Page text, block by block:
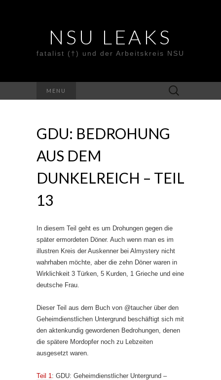
NSU LEAKS
fatalist (†) und der Arbeitskreis NSU
MENU
Suche
nach:
GDU: BEDROHUNG
AUS DEM
DUNKELREICH – TEIL
13
In diesem Teil geht es um Drohungen gegen die
später ermordeten Döner. Auch wenn man es im
illustren Kreis der Auskenner bei Almystery nicht
wahrhaben möchte, aber die zehn Döner waren in
Wirklichkeit 3 Türken, 5 Kurden, 1 Grieche und eine
deutsche Frau.
Dieser Teil aus dem Buch von @taucher über den
Geheimdienstlichen Untergrund beschäftigt sich mit
den aktenkundig gewordenen Bedrohungen, denen
die spätere Mordopfer noch zu Lebzeiten
ausgesetzt waren.
Teil 1: GDU: Geheimdienstlicher Untergrund –